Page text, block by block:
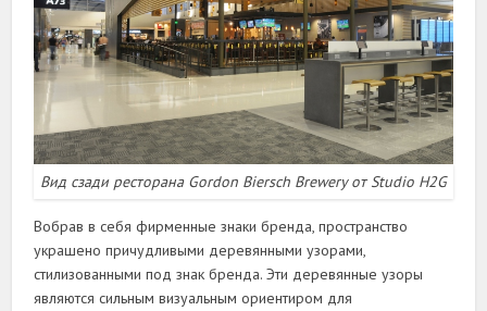
Вид сзади ресторана Gordon Biersch Brewery от Studio H2G
Вобрав в себя фирменные знаки бренда, пространство
украшено причудливыми деревянными узорами,
стилизованными под знак бренда. Эти деревянные узоры
являются сильным визуальным ориентиром для